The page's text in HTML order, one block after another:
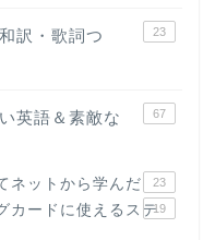
訳・歌詞つ
23
英語＆素敵な
67
ネットから学んだ 23
カードに使えるステ19